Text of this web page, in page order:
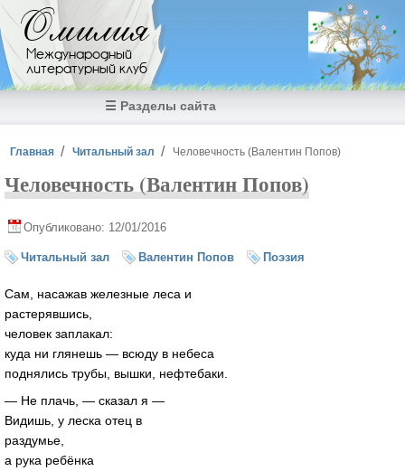
Перейти к основному содержанию
Омилия
Международный
литературный клуб
☰ Разделы сайта
Вы здесь
Главная Читальный зал Человечность (Валентин Попов)
Человечность (Валентин Попов)
Опубликовано: 12/01/2016
Читальный зал Валентин Попов Поэзия
Сам, насажав железные леса и
растерявшись,
человек заплакал:
куда ни глянешь — всюду в небеса
поднялись трубы, вышки, нефтебаки.
— Не плачь, — сказал я —
Видишь, у леска отец в
раздумье,
а рука ребёнка